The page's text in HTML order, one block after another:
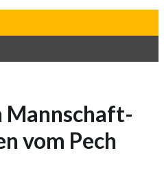
Mannschaft-
vom Pech